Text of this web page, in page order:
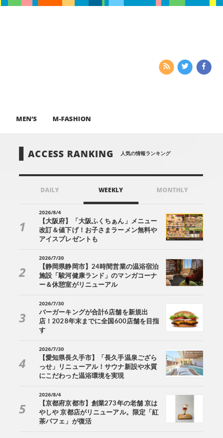
MEN’S M-FASHION
ACCESS RANKING 人気の情報ランキング
DAILY WEEKLY MONTHLY
2026/8/4
【大阪府】「大阪ふくちぁん」メニュー
改訂＆値下げ！お子さまラーメン無料や
アイスプレゼントも
2026/7/30
【静岡県静岡市】24時間営業の温浴宿泊
施設「駿河健康ランド」のマンガコーナ
ー＆休憩室がリニューアル
2026/7/30
バーガーキングが合計6店舗を新規出
店！2028年末までに全国600店舗を目指
す
2026/7/30
【愛知県長久手市】「長久手温泉ござら
っせ」リニューアル！サウナ新設や水質
にこだわった温浴環境を実現
2026/8/4
【京都府京都市】創業273年の老舗 京は
やしや 京都店がリニューアル。限定「紅
茶パフェ」が復活